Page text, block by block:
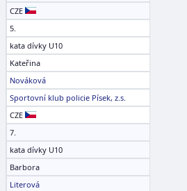
CZE
5.
kata dívky U10
Kateřina
Nováková
Sportovní klub policie Písek, z.s.
CZE
7.
kata dívky U10
Barbora
Literová